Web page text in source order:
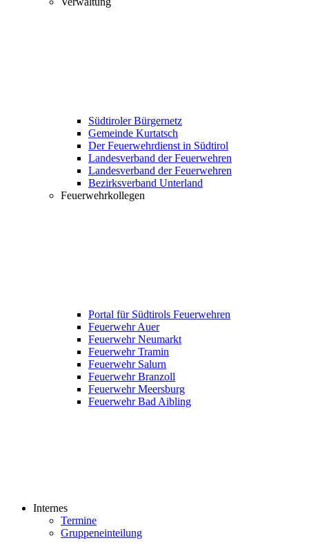
Südtiroler Bürgernetz
Gemeinde Kurtatsch
Der Feuerwehrdienst in Südtirol
Landesverband der Feuerwehren
Landesverband der Feuerwehren
Bezirksverband Unterland
Feuerwehrkollegen
Portal für Südtirols Feuerwehren
Feuerwehr Auer
Feuerwehr Neumarkt
Feuerwehr Tramin
Feuerwehr Salurn
Feuerwehr Branzoll
Feuerwehr Meersburg
Feuerwehr Bad Aibling
Internes
Termine
Gruppeneinteilung